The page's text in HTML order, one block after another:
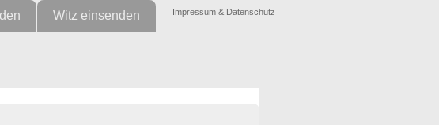
Impressum & Datenschutz
Witz einsenden